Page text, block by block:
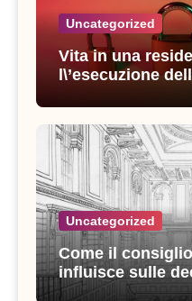
Uncategorized
Vita in una
l\’esecuzione
Uncategorized
Come il
influisce sulle
giustizia